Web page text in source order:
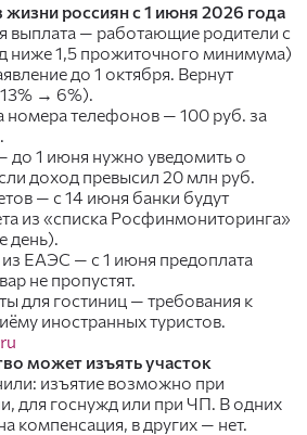
жизни россиян с 1 июня 2026 года
выплата — работающие родители с
ниже 1,5 прожиточного минимума)
до 1 октября. Вернут
→ 6%).
номера телефонов — 100 руб. за
до 1 июня нужно уведомить о
доход превысил 20 млн руб.
— с 14 июня банки будут
из «списка Росфинмониторинга»
день).
ЕАЭС — с 1 июня предоплата
не пропустят.
для гостиниц — требования к
иностранных туристов.
может изъять участок
изъятие возможно при
для госнужд или при ЧП. В одних
компенсация, в других — нет.